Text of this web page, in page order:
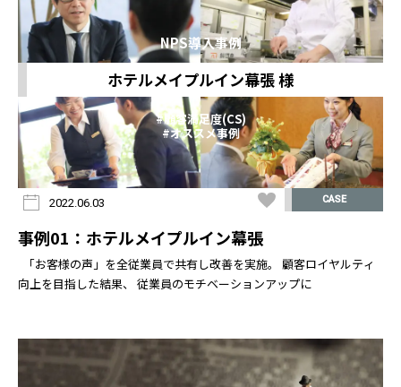
NPS導入事例
ホテルメイプルイン幕張 様
#顧客満足度(CS)
#オススメ事例
2022.06.03 CASE
事例01：ホテルメイプルイン幕張
「お客様の声」を全従業員で共有し改善を実施。 顧客ロイヤルティ
向上を目指した結果、 従業員のモチベーションアップに